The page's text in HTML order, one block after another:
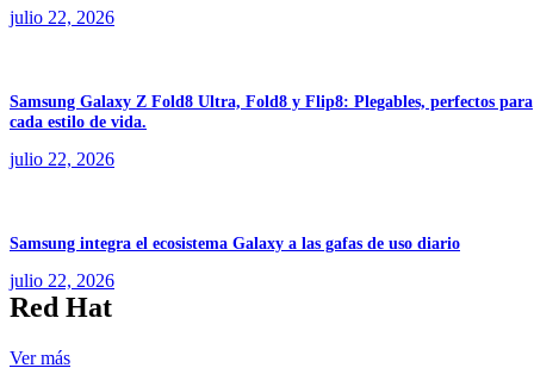
julio 22, 2026
Samsung Galaxy Z Fold8 Ultra, Fold8 y Flip8: Plegables, perfectos para
cada estilo de vida.
julio 22, 2026
Samsung integra el ecosistema Galaxy a las gafas de uso diario
julio 22, 2026
Red Hat
Ver más